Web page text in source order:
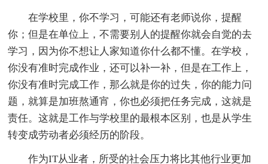
在学校里，你不学习，可能还有老师说你，提醒
你；但是在单位上，不需要别人的提醒你就会自觉的去
学习，因为你不想让人家知道你什么都不懂。在学校，
你没有准时完成作业，还可以补一补，但是在工作上，
你没有准时完成工作，那么就是你的过失，你的能力问
题，就算是加班熬通宵，你也必须把任务完成，这就是
责任。这就是工作与学校里的最根本区别，也是从学生
转变成劳动者必须经历的阶段。
作为IT从业者，所受的社会压力将比其他行业更加